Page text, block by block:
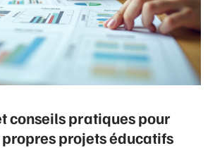
conseils pratiques pour
projets éducatifs